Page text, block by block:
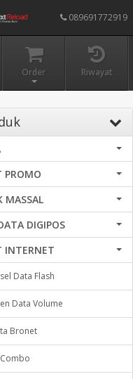
089691772919
Order Riwayat
PROMO
MASSAL
DIGIPOS
INTERNET
Data Flash
Data Volume
Bronet